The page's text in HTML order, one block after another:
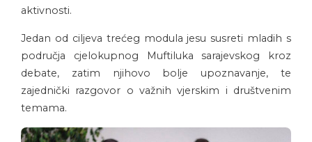
aktivnosti.
Jedan od ciljeva trećeg modula jesu susreti mladih s
područja cjelokupnog Muftiluka sarajevskog kroz
debate, zatim njihovo bolje upoznavanje, te
zajednički razgovor o važnih vjerskim i društvenim
temama.